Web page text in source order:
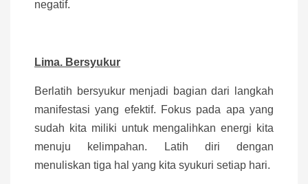
negatif.
Lima. Bersyukur
Berlatih bersyukur menjadi bagian dari langkah
manifestasi yang efektif. Fokus pada apa yang
sudah kita miliki untuk mengalihkan energi kita
menuju kelimpahan. Latih diri dengan
menuliskan tiga hal yang kita syukuri setiap hari.